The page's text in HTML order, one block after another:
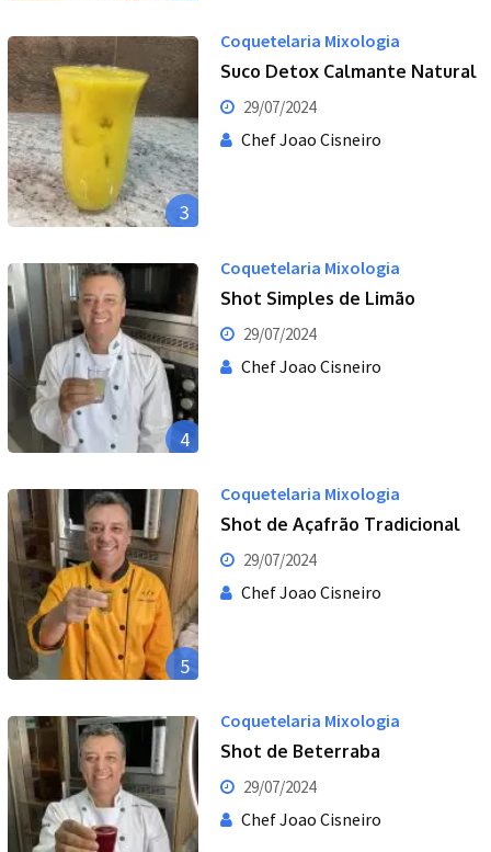
3
Coquetelaria Mixologia
Suco Detox Calmante Natural
29/07/2024
Chef Joao Cisneiro
4
Coquetelaria Mixologia
Shot Simples de Limão
29/07/2024
Chef Joao Cisneiro
5
Coquetelaria Mixologia
Shot de Açafrão Tradicional
29/07/2024
Chef Joao Cisneiro
Coquetelaria Mixologia
Shot de Beterraba
29/07/2024
Chef Joao Cisneiro